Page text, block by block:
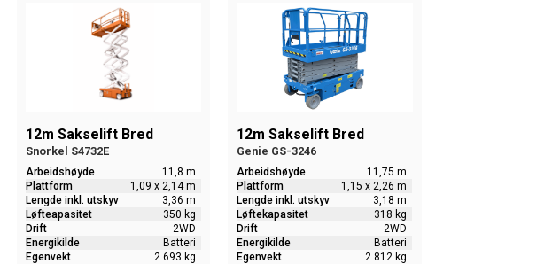
12m Sakselift Bred
Snorkel S4732E
Arbeidshøyde
11,8 m
Plattform
1,09 x 2,14 m
Lengde inkl. utskyv
3,36 m
Løfteapasitet
350 kg
Drift
2WD
Energikilde
Batteri
Egenvekt
2 693 kg
12m Sakselift Bred
Genie GS-3246
Arbeidshøyde
11,75 m
Plattform
1,15 x 2,26 m
Lengde inkl. utskyv
3,18 m
Løftekapasitet
318 kg
Drift
2WD
Energikilde
Batteri
Egenvekt
2 812 kg